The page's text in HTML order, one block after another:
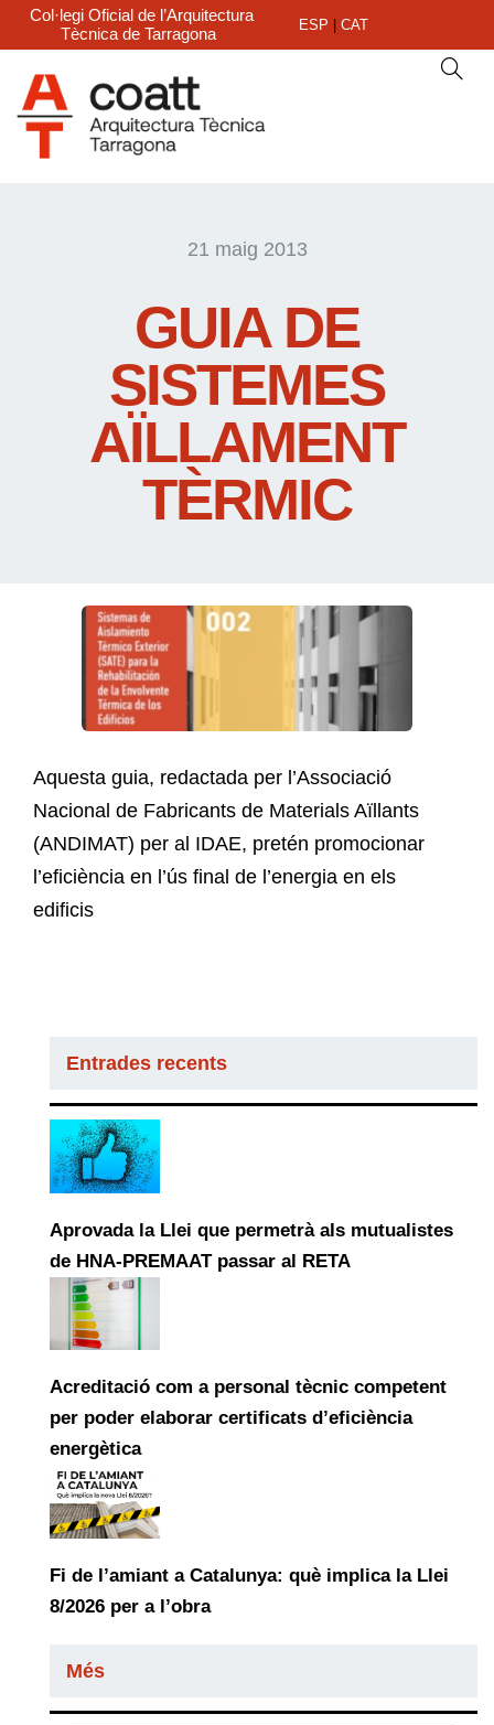
Col·legi Oficial de l’Arquitectura
Tècnica de Tarragona
ESP CAT
21 maig 2013
GUIA DE
SISTEMES
AÏLLAMENT
TÈRMIC
Aquesta guia, redactada per l’Associació
Nacional de Fabricants de Materials Aïllants
(ANDIMAT) per al IDAE, pretén promocionar
l’eficiència en l’ús final de l’energia en els
edificis
Entrades recents
Aprovada la Llei que permetrà als mutualistes
de HNA-PREMAAT passar al RETA
Acreditació com a personal tècnic competent
per poder elaborar certificats d’eficiència
energètica
Fi de l’amiant a Catalunya: què implica la Llei
8/2026 per a l’obra
Més